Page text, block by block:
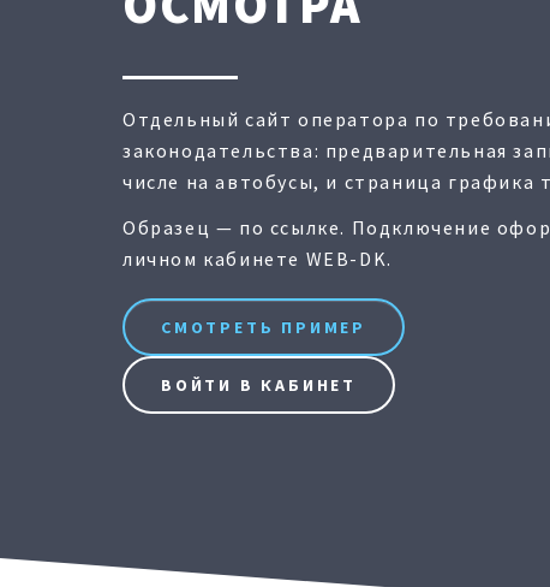
Отдельный сайт оператора по
законодательства: предварительная
числе на автобусы, и страница графика
Образец — по ссылке. Подключение
личном кабинете WEB-DK.
СМОТРЕТЬ ПРИМЕР
ВОЙТИ В КАБИНЕТ